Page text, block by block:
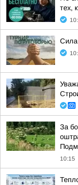
тех,
Сила
За
10:15